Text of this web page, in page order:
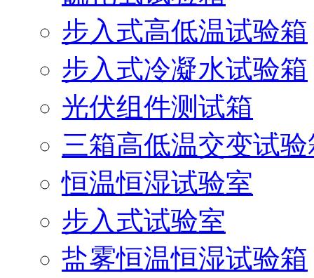
步入式高低温试验箱
步入式冷凝水试验箱
光伏组件测试箱
三箱高低温交变试验
恒温恒湿试验室
步入式试验室
盐雾恒温恒湿试验箱